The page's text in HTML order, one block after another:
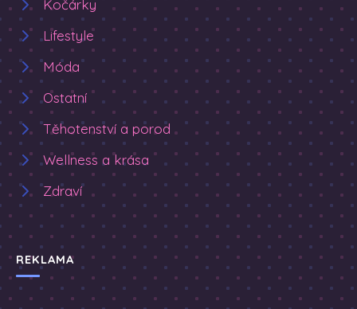
Kočárky
Lifestyle
Móda
Ostatní
Těhotenství a porod
Wellness a krása
Zdraví
REKLAMA